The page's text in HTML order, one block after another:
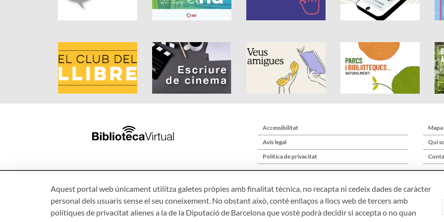
Accessibilitat
Avís legal
Política de privacitat
Qui
Àrea de Cultura – Gerència de Serveis de Biblioteques. Zamora, 73. 08018
Aquest portal web únicament utilitza galetes pròpies amb finalitat tècnica, no recapta ni cedeix dades de caràcter
personal dels usuaris sense el seu coneixement. No obstant això, conté enllaços a llocs web de tercers amb
polítiques de privacitat alienes a la de la Diputació de Barcelona que vostè podrà decidir si accepta o no quan